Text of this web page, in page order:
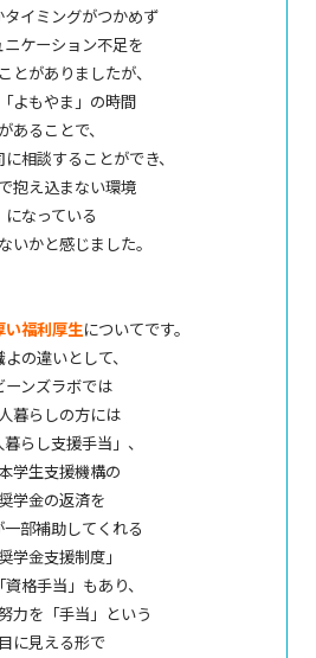
タイミングがつかめず
ニケーション不足を
とがありましたが、
よもやま」の時間
があることで、
相談することができ、
抱え込まない環境
になっている
いかと感じました。
い福利厚生についてです。
よの違いとして、
ーンズラボでは
暮らしの方には
暮らし支援手当」、
学生支援機構の
奨学金の返済を
部補助してくれる
奨学金支援制度」
資格手当」もあり、
力を「手当」という
目に見える形で